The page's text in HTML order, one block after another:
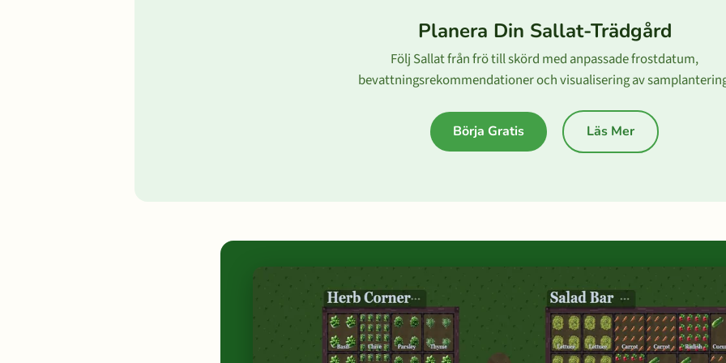
Planera Din Sallat-Trädgård
Följ Sallat från frö till skörd med anpassade frostdatum,
bevattningsrekommendationer och visualisering av
Börja Gratis Läs Mer